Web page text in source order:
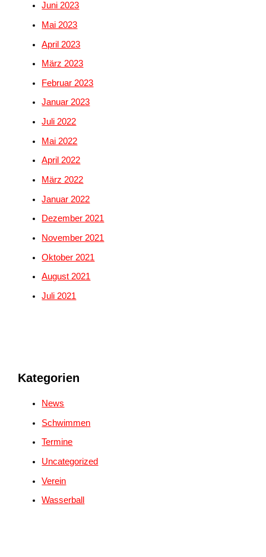
Juni 2023
Mai 2023
April 2023
März 2023
Februar 2023
Januar 2023
Juli 2022
Mai 2022
April 2022
März 2022
Januar 2022
Dezember 2021
November 2021
Oktober 2021
August 2021
Juli 2021
Kategorien
News
Schwimmen
Termine
Uncategorized
Verein
Wasserball